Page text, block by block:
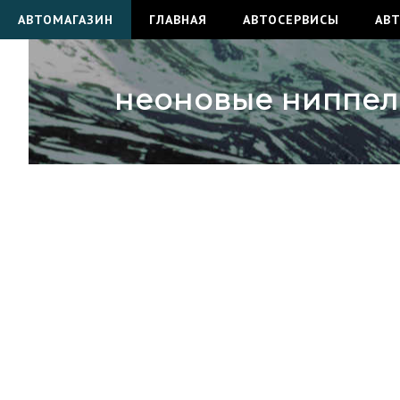
АВТОМАГАЗИН ГЛАВНАЯ АВТОСЕРВИСЫ
неоновые